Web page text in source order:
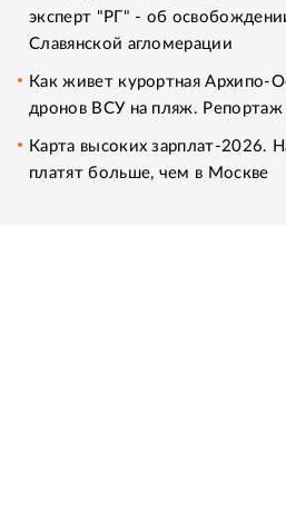
эксперт "РГ" - об
Славянской агломерации
Как живет курортная Архипо-
дронов ВСУ на пляж. Репортаж
Карта высоких зарплат-2026.
платят больше, чем в Москве